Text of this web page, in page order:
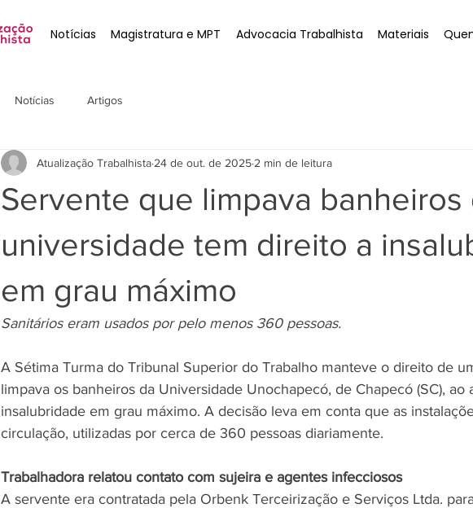
Notícias Magistratura e MPT Advocacia Trabalhista Materiais
Notícias Artigos
Servente que limpava banheiros
universidade tem direito a
em grau máximo
Atualização Trabalhista 24 de out. de 2025 2 min de leitura
Sanitários eram usados por pelo menos 360 pessoas.
A Sétima Turma do Tribunal Superior do Trabalho manteve o direito de
limpava os banheiros da Universidade Unochapecó, de Chapecó (SC), ao
insalubridade em grau máximo. A decisão leva em conta que as
circulação, utilizadas por cerca de 360 pessoas diariamente.
Trabalhadora relatou contato com sujeira e agentes infecciosos
A servente era contratada pela Orbenk Terceirização e Serviços Ltda.